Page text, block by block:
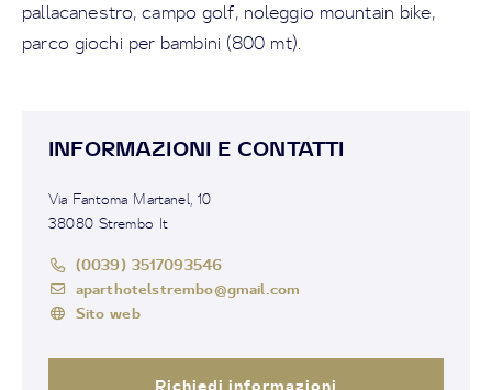
pallacanestro, campo golf, noleggio mountain bike,
parco giochi per bambini (800 mt).
INFORMAZIONI E CONTATTI
Via Fantoma Martanel, 10
38080 Strembo It
(0039) 3517093546
aparthotelstrembo@gmail.com
Sito web
Richiedi informazioni